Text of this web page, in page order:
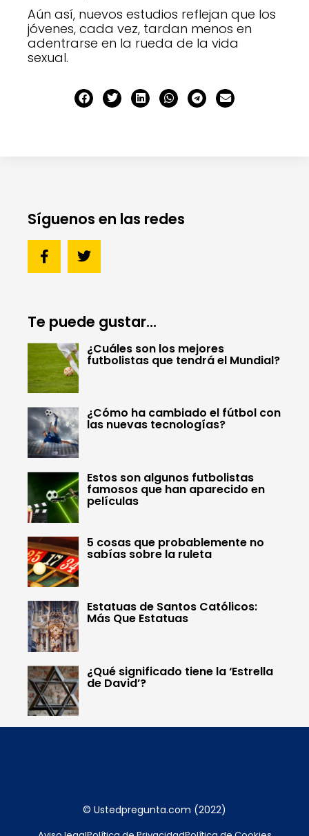
Aún así, nuevos estudios reflejan que los
jóvenes, cada vez, tardan menos en
adentrarse en la rueda de la vida
sexual.
Síguenos en las redes
Te puede gustar...
¿Cuáles son los mejores
futbolistas que tendrá el Mundial?
¿Cómo ha cambiado el fútbol con
las nuevas tecnologías?
Estos son algunos futbolistas
famosos que han aparecido en
películas
5 cosas que probablemente no
sabías sobre la ruleta
Estatuas de Santos Católicos:
Más Que Estatuas
¿Qué significado tiene la ‘Estrella
de David’?
© Ustedpregunta.com (2022)